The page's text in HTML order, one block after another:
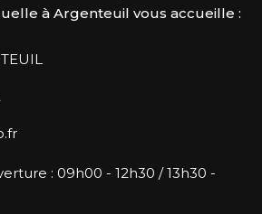
à Argenteuil vous accueille :
: 09h00 - 12h30 / 13h30 -